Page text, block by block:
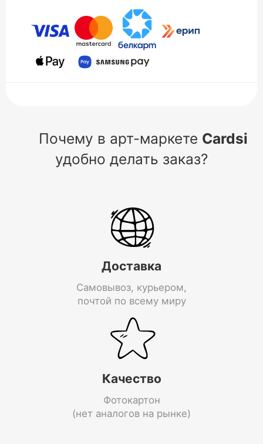
Почему в арт-маркете Cardsi
удобно делать заказ?
Доставка
Самовывоз, курьером,
почтой по всему миру
Качество
Фотокартон
(нет аналогов на рынке)